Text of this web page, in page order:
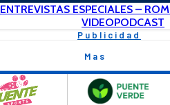
ENTREVISTAS ESPECIALES –
VIDEOPODCAST
Publicidad
Mas